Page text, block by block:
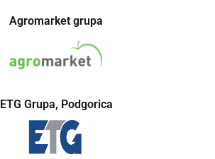
Agromarket grupa
ETG Grupa, Podgorica